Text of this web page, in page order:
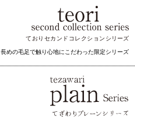
ておりセカンドコレクション シリーズ
長めの毛足で触り心地にこだわった限定シリーズ